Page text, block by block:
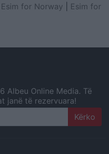
Esim for Norway
Esim for
Albeu Online Media. Të
janë të rezervuara!